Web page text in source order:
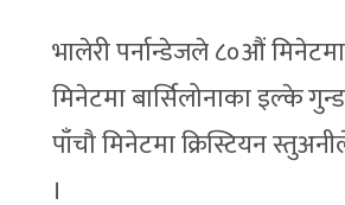
भालेरी पर्नान्डेजले ८०औं मिनेटमा
मिनेटमा बार्सिलोनाका इल्के
पाँचौ मिनेटमा क्रिस्टियन
।